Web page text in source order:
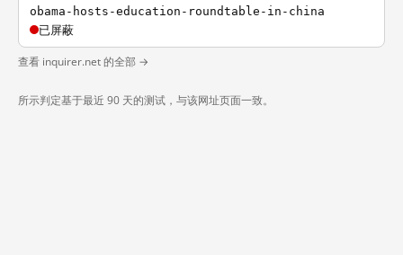
obama-hosts-education-roundtable-in-china
已屏蔽
查看 inquirer.net 的全部 →
所示判定基于最近 90 天的测试，与该网址页面一致。